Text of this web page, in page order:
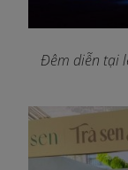
Đêm diễn tại